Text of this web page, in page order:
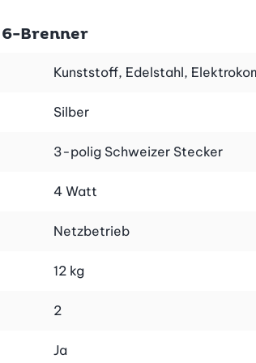
6-Brenner
Kunststoff, Edelstahl,
Silber
3-polig Schweizer Stecker
4 Watt
Netzbetrieb
12 kg
2
Ja